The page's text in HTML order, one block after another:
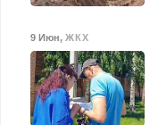
9 Июн, ЖКХ